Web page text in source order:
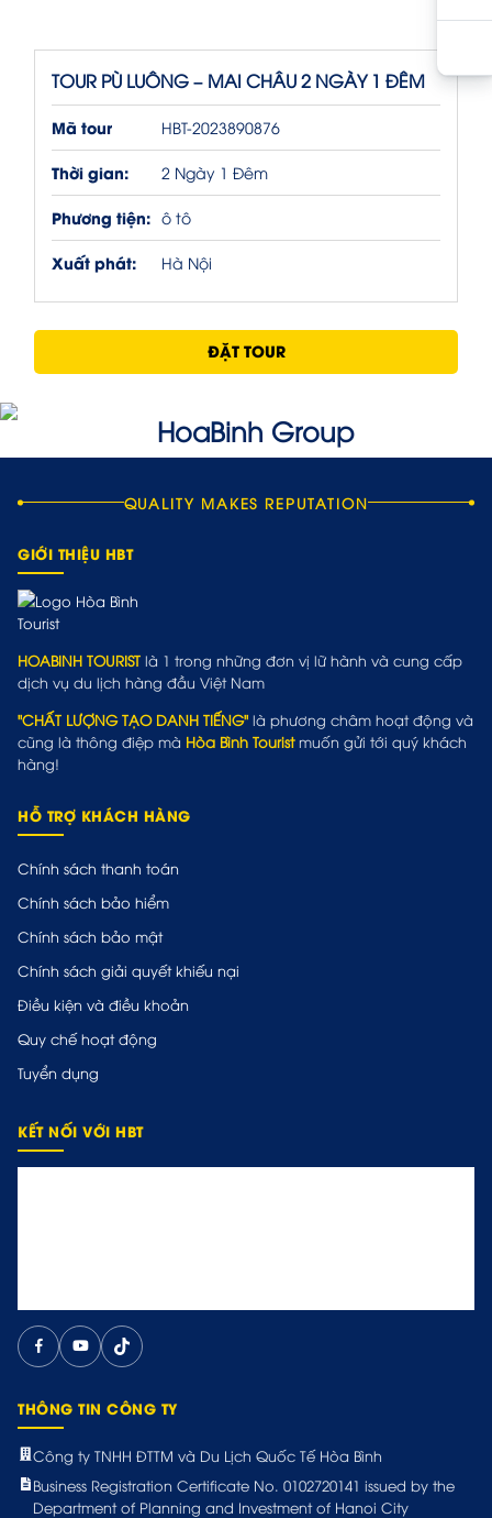
TOUR PÙ LUÔNG – MAI CHÂU 2 NGÀY 1 ĐÊM
Mã tour HBT-2023890876
Thời gian: 2 Ngày 1 Đêm
Phương tiện: ô tô
Xuất phát: Hà Nội
ĐẶT TOUR
QUALITY MAKES REPUTATION
GIỚI THIỆU HBT
HOABINH TOURIST là 1 trong những đơn vị lữ hành và cung cấp
dịch vụ du lịch hàng đầu Việt Nam
"CHẤT LƯỢNG TẠO DANH TIẾNG" là phương châm hoạt động và
cũng là thông điệp mà Hòa Bình Touristmuốn gửi tới quý khách
hàng!
HỖ TRỢ KHÁCH HÀNG
Chính sách thanh toán
Chính sách bảo hiểm
Chính sách bảo mật
Chính sách giải quyết khiếu nại
Điều kiện và điều khoản
Quy chế hoạt động
Tuyển dụng
KẾT NỐI VỚI HBT
THÔNG TIN CÔNG TY
Công ty TNHH ĐTTM và Du Lịch Quốc Tế Hòa Bình
Business Registration Certificate No. 0102720141 issued by the
Department of Planning and Investment of Hanoi City